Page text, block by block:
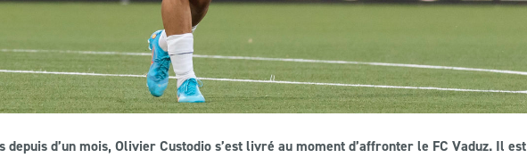
d’un mois, Olivier Custodio s’est livré au moment d’affronter le FC Vaduz. Il est